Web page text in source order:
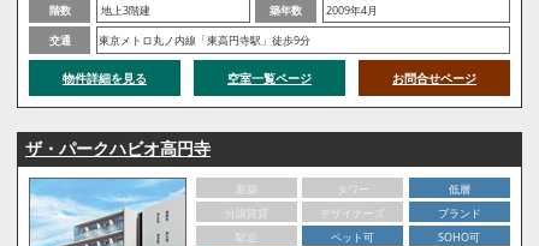
階数
地上3階建 築年数
2009年4月
交通
東京メトロ丸ノ内線「東高円寺駅」徒歩9分
物件詳細を見る 空室一覧ページ お問合せページ
ザ・パークハビオ高円寺
新築 タワー
低層
分譲賃貸
デザイナーズ
ブランド
駅近
ペット可
SOHO可